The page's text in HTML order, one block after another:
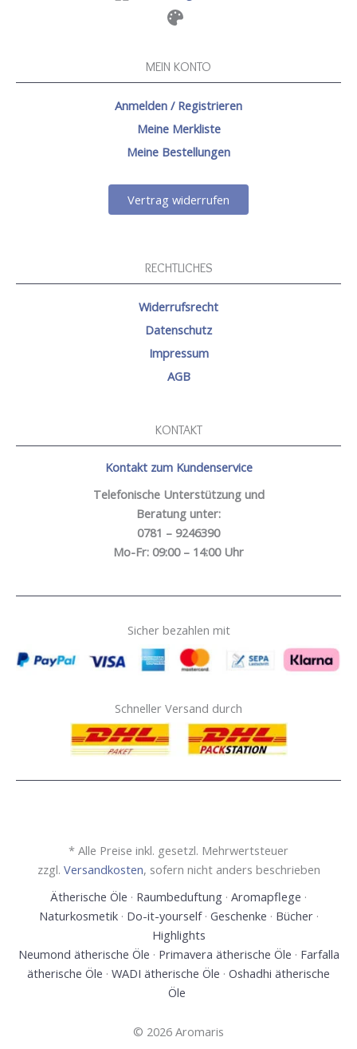
MEIN KONTO
Anmelden / Registrieren
Meine Merkliste
Meine Bestellungen
Vertrag widerrufen
RECHTLICHES
Widerrufsrecht
Datenschutz
Impressum
AGB
KONTAKT
Kontakt zum Kundenservice
Telefonische Unterstützung und
Beratung unter:
0781 – 9246390
Mo-Fr: 09:00 – 14:00 Uhr
Sicher bezahlen mit
Schneller Versand durch
* Alle Preise inkl. gesetzl. Mehrwertsteuer
zzgl. Versandkosten, sofern nicht anders beschrieben
Ätherische Öle · Raumbeduftung · Aromapflege ·
Naturkosmetik· Do-it-yourself· Geschenke · Bücher·
Highlights
Neumond ätherische Öle · Primavera ätherische Öle · Farfalla
ätherische Öle · WADI ätherische Öle · Oshadhi ätherische
Öle
© 2026 Aromaris